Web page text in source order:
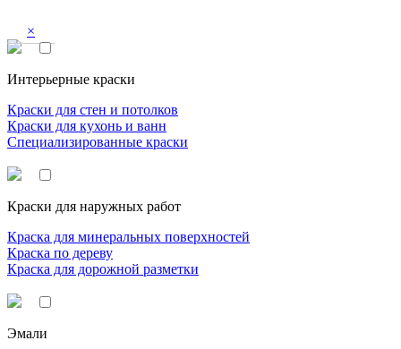
×
Интерьерные краски
Краски для стен и потолков
Краски для кухонь и ванн
Специализированные краски
Краски для наружных работ
Краска для минеральных поверхностей
Краска по дереву
Краска для дорожной разметки
Эмали